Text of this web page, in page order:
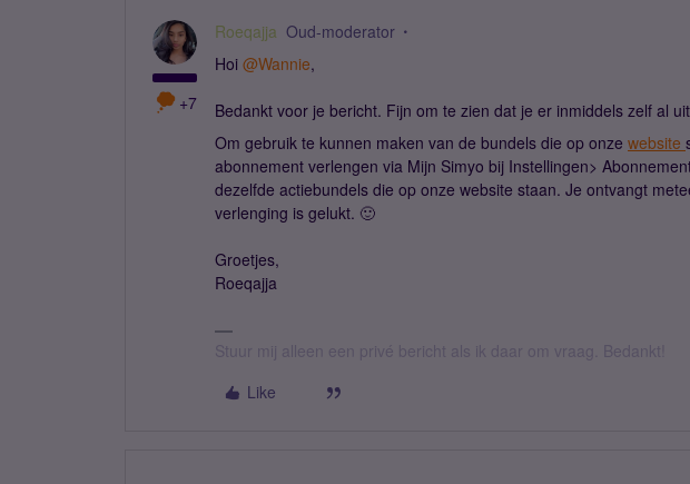
+7
Roeqajja Oud-moderator
Hoi @Wannie,
Bedankt voor je bericht. Fijn om te zien dat je er inmiddels zelf al
Om gebruik te kunnen maken van de bundels die op onze website
abonnement verlengen via Mijn Simyo bij Instellingen>
dezelfde actiebundels die op onze website staan. Je ontvangt
verlenging is gelukt. 🙂
Groetjes,
Roeqajja
Stuur mij alleen een privé bericht als ik daar om vraag. Bedankt!
Like